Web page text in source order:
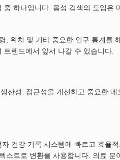
하나입니다. 음성 검색의 도입은
, 위치 및 기타 중요한 인구 통계를
렌드에서 앞서 나갈 수 있습니다.
산성, 접근성을 개선하고 중요한 메
건강 기록 시스템에 빠르고 효율
스트로 변환을 사용합니다. 의료 분